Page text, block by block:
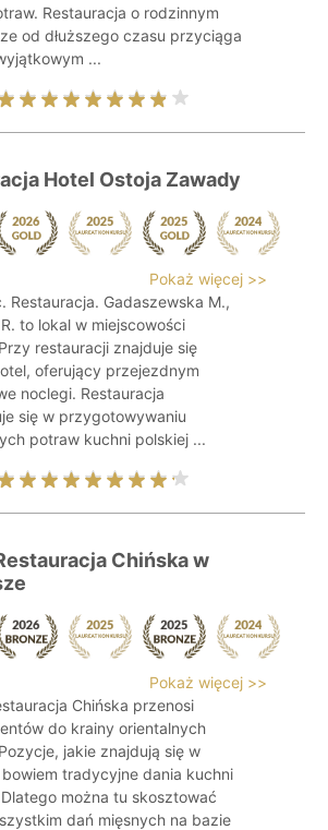
Restauracja o rodzinnym
od dłuższego czasu przyciąga
...
Hotel Ostoja Zawady
Pokaż więcej >>
Restauracja. Gadaszewska M.,
to lokal w miejscowości
restauracji znajduje się
oferujący przejezdnym
noclegi. Restauracja
się w przygotowywaniu
potraw kuchni polskiej ...
Chińska w
Pokaż więcej >>
Chińska przenosi
do krainy orientalnych
jakie znajdują się w
tradycyjne dania kuchni
można tu skosztować
dań mięsnych na bazie